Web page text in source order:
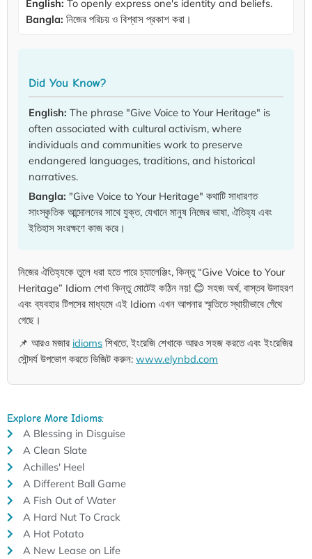
English: To openly express one's identity and beliefs.
Bangla: নিজের পরিচয় ও বিশ্বাস প্রকাশ করা।
Did You Know?
English: The phrase "Give Voice to Your Heritage" is
often associated with cultural activism, where
individuals and communities work to preserve
endangered languages, traditions, and historical
narratives.
Bangla: "Give Voice to Your Heritage" কথাটি সাধারণত
সাংস্কৃতিক আন্দোলনের সাথে যুক্ত, যেখানে মানুষ নিজের ভাষা, ঐতিহ্য এবং
ইতিহাস সংরক্ষণে কাজ করে।
নিজের ঐতিহ্যকে তুলে ধরা হতে পারে চ্যালেঞ্জিং, কিন্তু “Give Voice to Your
Heritage” Idiom শেখা কিন্তু মোটেই কঠিন নয়! 😊 সহজ অর্থ, বাস্তব উদাহরণ
এবং ব্যবহার টিপসের মাধ্যমে এই Idiom এখন আপনার স্মৃতিতে স্থায়ীভাবে গেঁথে
গেছে।
📌 আরও মজার idioms শিখতে, ইংরেজি শেখাকে আরও সহজ করতে এবং ইংরেজির
সৌন্দর্য উপভোগ করতে ভিজিট করুন: www.elynbd.com
Explore More Idioms:
A Blessing in Disguise
A Clean Slate
Achilles' Heel
A Different Ball Game
A Fish Out of Water
A Hard Nut To Crack
A Hot Potato
A New Lease on Life